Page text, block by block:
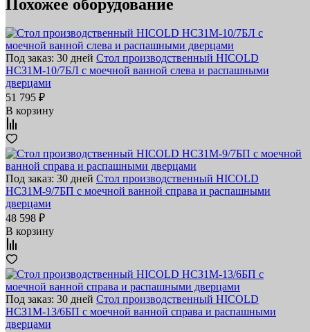
Похожее оборудование
Под заказ: 30 дней Стол производственный HICOLD
НСЗ1М-10/7БЛ с моечной ванной слева и распашными
дверцами
51 795 ₽
В корзину
Под заказ: 30 дней Стол производственный HICOLD
НСЗ1М-9/7БП с моечной ванной справа и распашными
дверцами
48 598 ₽
В корзину
Под заказ: 30 дней Стол производственный HICOLD
НСЗ1М-13/6БП с моечной ванной справа и распашными
дверцами